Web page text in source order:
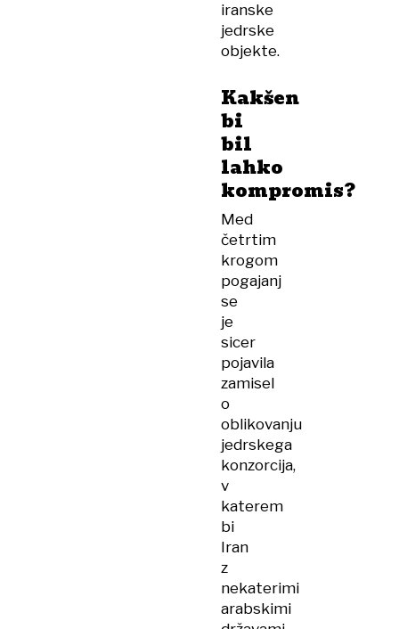
iranske
jedrske
objekte.
Kakšen
bi
bil
lahko
kompromis?
Med
četrtim
krogom
pogajanj
se
je
sicer
pojavila
zamisel
o
oblikovanju
jedrskega
konzorcija,
v
katerem
bi
Iran
z
nekaterimi
arabskimi